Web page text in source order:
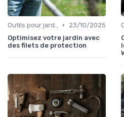
Outils pour jardinage écologique •
23/10/2025
Optimisez votre jardin avec
des filets de protection